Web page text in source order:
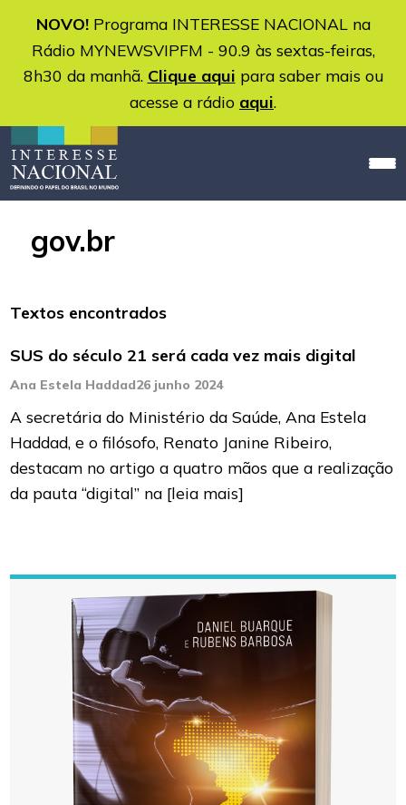
NOVO!Programa INTERESSE NACIONAL na
Rádio MYNEWSVIPFM - 90.9 às sextas-feiras,
8h30 da manhã. Clique aqui para saber mais ou
acesse a rádio aqui.
gov.br
Textos encontrados
SUS do século 21 será cada vez mais digital
Ana Estela Haddad26 junho 2024
A secretária do Ministério da Saúde, Ana Estela
Haddad, e o filósofo, Renato Janine Ribeiro,
destacam no artigo a quatro mãos que a realização
da pauta “digital” na [leia mais]